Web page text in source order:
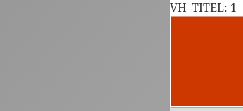
VH_TITEL: 1